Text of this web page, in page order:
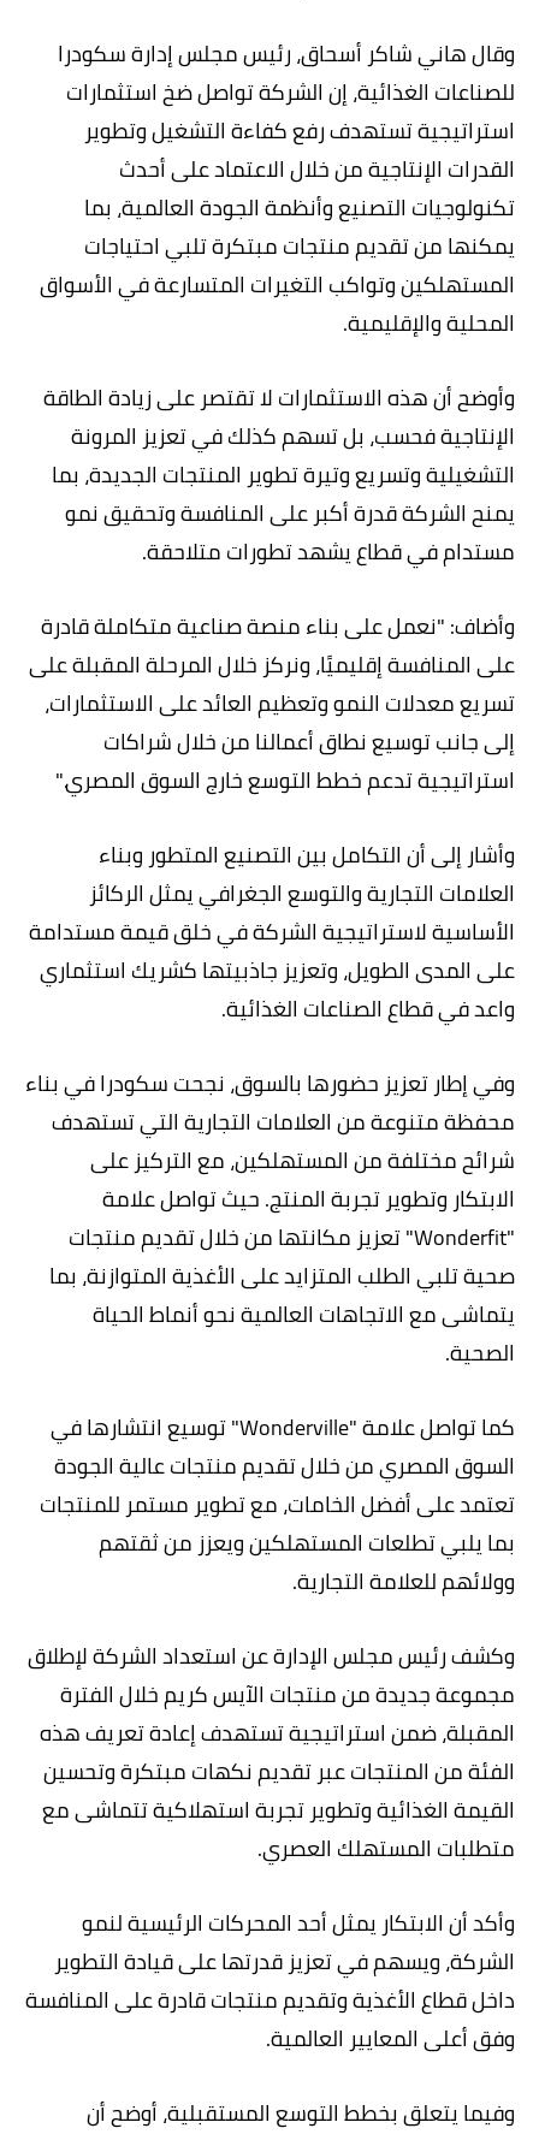
وقال هاني شاكر أسحاق، رئيس مجلس إدارة سكودرا
للصناعات الغذائية، إن الشركة تواصل ضخ استثمارات
استراتيجية تستهدف رفع كفاءة التشغيل وتطوير
القدرات الإنتاجية من خلال الاعتماد على أحدث
تكنولوجيات التصنيع وأنظمة الجودة العالمية، بما
يمكنها من تقديم منتجات مبتكرة تلبي احتياجات
المستهلكين وتواكب التغيرات المتسارعة في الأسواق
المحلية والإقليمية.
وأوضح أن هذه الاستثمارات لا تقتصر على زيادة الطاقة
الإنتاجية فحسب، بل تسهم كذلك في تعزيز المرونة
التشغيلية وتسريع وتيرة تطوير المنتجات الجديدة، بما
يمنح الشركة قدرة أكبر على المنافسة وتحقيق نمو
مستدام في قطاع يشهد تطورات متلاحقة.
وأضاف: "نعمل على بناء منصة صناعية متكاملة قادرة
على المنافسة إقليميًا، ونركز خلال المرحلة المقبلة على
تسريع معدلات النمو وتعظيم العائد على الاستثمارات،
إلى جانب توسيع نطاق أعمالنا من خلال شراكات
استراتيجية تدعم خطط التوسع خارج السوق المصري."
وأشار إلى أن التكامل بين التصنيع المتطور وبناء
العلامات التجارية والتوسع الجغرافي يمثل الركائز
الأساسية لاستراتيجية الشركة في خلق قيمة مستدامة
على المدى الطويل، وتعزيز جاذبيتها كشريك استثماري
واعد في قطاع الصناعات الغذائية.
وفي إطار تعزيز حضورها بالسوق، نجحت سكودرا في بناء
محفظة متنوعة من العلامات التجارية التي تستهدف
شرائح مختلفة من المستهلكين، مع التركيز على
الابتكار وتطوير تجربة المنتج. حيث تواصل علامة
"Wonderfit" تعزيز مكانتها من خلال تقديم منتجات
صحية تلبي الطلب المتزايد على الأغذية المتوازنة، بما
يتماشى مع الاتجاهات العالمية نحو أنماط الحياة
الصحية.
كما تواصل علامة "Wonderville" توسيع انتشارها في
السوق المصري من خلال تقديم منتجات عالية الجودة
تعتمد على أفضل الخامات، مع تطوير مستمر للمنتجات
بما يلبي تطلعات المستهلكين ويعزز من ثقتهم
وولائهم للعلامة التجارية.
وكشف رئيس مجلس الإدارة عن استعداد الشركة لإطلاق
مجموعة جديدة من منتجات الآيس كريم خلال الفترة
المقبلة، ضمن استراتيجية تستهدف إعادة تعريف هذه
الفئة من المنتجات عبر تقديم نكهات مبتكرة وتحسين
القيمة الغذائية وتطوير تجربة استهلاكية تتماشى مع
متطلبات المستهلك العصري.
وأكد أن الابتكار يمثل أحد المحركات الرئيسية لنمو
الشركة، ويسهم في تعزيز قدرتها على قيادة التطوير
داخل قطاع الأغذية وتقديم منتجات قادرة على المنافسة
وفق أعلى المعايير العالمية.
وفيما يتعلق بخطط التوسع المستقبلية، أوضح أن